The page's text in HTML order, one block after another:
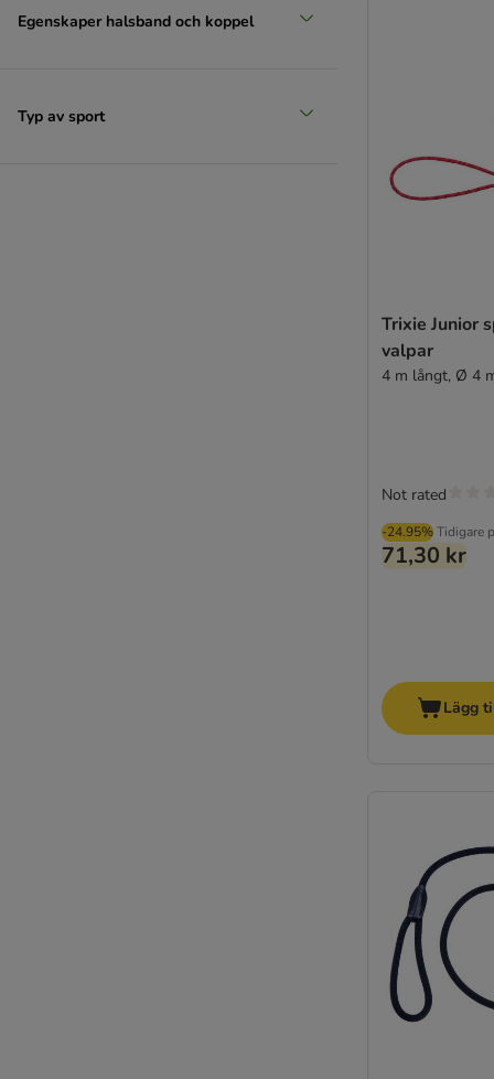
Egenskaper halsband och koppel
Typ av sport
Trixie Junior
valpar
4 m långt, Ø 4
-24.95%Tidigare
71,30 kr
Not rated
Lägg